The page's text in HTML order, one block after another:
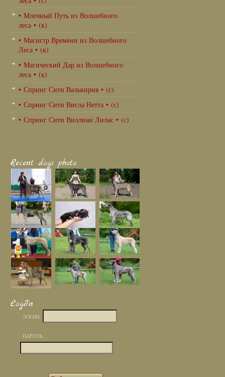
• Млечный Путь из Волшебного
леса • (к)
• Магистр Времени из Волшебного
Леса • (к)
• Магический Дар из Волшебного
леса • (к)
• Спринг Сити Валькирия • (с)
• Спринг Сити Висла Нетта • (с)
• Спринг Сити Виллиан Лилас • (с)
Recent dogs photo
LogIn
ЛОГИН:
ПАРОЛЬ: